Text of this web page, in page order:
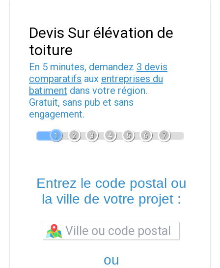
Devis Sur élévation de
toiture
En 5 minutes, demandez 3 devis
comparatifs aux entreprises du
batiment dans votre région.
Gratuit, sans pub et sans
engagement.
1 2 3 4 5 6 7
Entrez le code postal ou
la ville de votre projet :
ou